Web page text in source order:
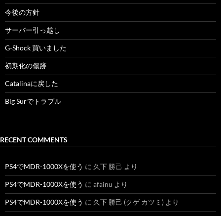
今後の方針
サーバー引っ越し
G-Shock 買いました
初期化の傷跡
Catalinaに戻した
Big Surでトラブル
RECENT COMMENTS
PS4でMDR-1000Xを使う に 久下 勝己 より
PS4でMDR-1000Xを使う に afainu より
PS4でMDR-1000Xを使う に 久下 勝己 (クゲ カツミ) より